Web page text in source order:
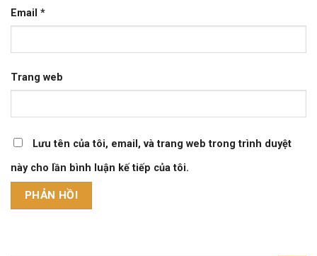
Email *
Trang web
Lưu tên của tôi, email, và trang web trong trình duyệt
này cho lần bình luận kế tiếp của tôi.